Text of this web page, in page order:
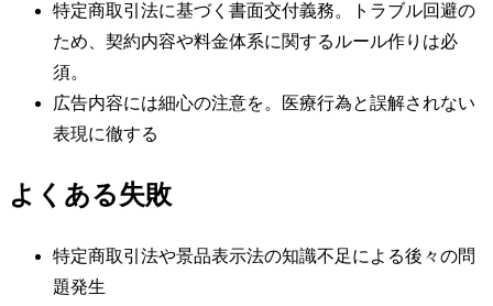
特定商取引法に基づく書面交付義務。トラブル回避の
ため、契約内容や料金体系に関するルール作りは必
須。
広告内容には細心の注意を。医療行為と誤解されない
表現に徹する
よくある失敗
特定商取引法や景品表示法の知識不足による後々の問
題発生